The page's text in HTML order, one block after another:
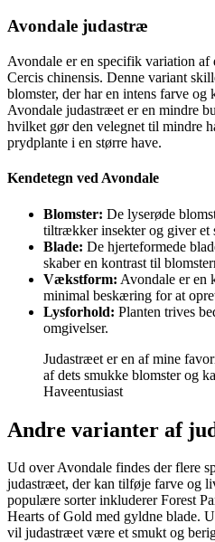
Avondale judastræ
Avondale er en specifik variation
Cercis chinensis. Denne variant
blomster, der har en intens farve
Avondale judastræet er en mindre
hvilket gør den velegnet til mindre
prydplante i en større have.
Kendetegn ved Avondale
Blomster: De lyserøde
tiltrækker insekter og giver et
Blade: De hjerteformede
skaber en kontrast til
Vækstform: Avondale er en
minimal beskæring for at
Lysforhold: Planten trives
omgivelser.
Judastræet er en af mine
af dets smukke blomster og
Haveentusiast
Andre varianter af
Ud over Avondale findes der flere
judastræet, der kan tilføje farve og
populære sorter inkluderer Forest
Hearts of Gold med gyldne blade.
vil judastræet være et smukt og